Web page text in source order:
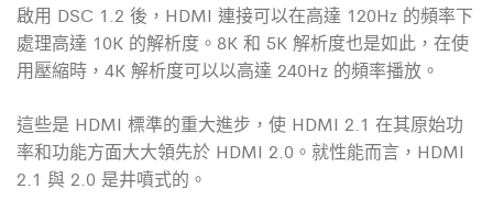
啟用 DSC 1.2 後， HDMI 連接可以在高達 120Hz 的頻率下
處理高達 10K 的解析度。8K 和 5K 解析度也是如此，在使
用壓縮時，4K 解析度可以以高達 240Hz 的頻率播放。
這些是 HDMI 標準的重大進步，使 HDMI 2.1 在其原始功
率和功能方面大大領先於 HDMI 2.0。就性能而言， HDMI
2.1 與 2.0 是井噴式的。